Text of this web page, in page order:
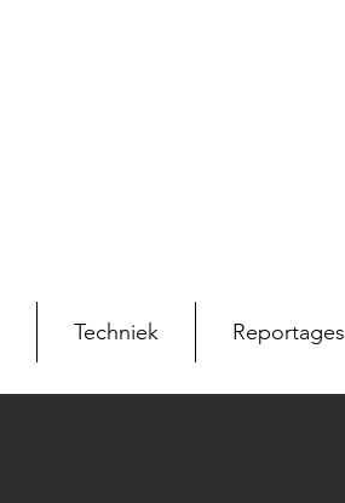
Techniek Reportages